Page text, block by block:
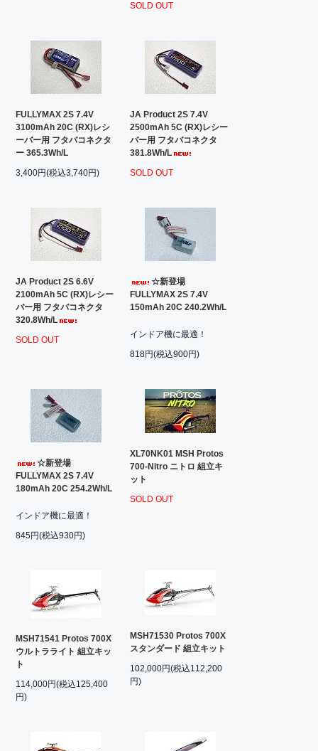
SOLD OUT
FULLYMAX 2S 7.4V
3100mAh 20C (RX)レシ
ーバー用 フタバコネクタ
ー 365.3Wh/L
3,400円(税込3,740円)
JA Product 2S 7.4V
2500mAh 5C (RX)レシー
バー用 フタバコネクタ
381.8Wh/L
SOLD OUT
JA Product 2S 6.6V
2100mAh 5C (RX)レシー
バー用 フタバコネクタ
320.8Wh/L
SOLD OUT
☆新登場
FULLYMAX 2S 7.4V
150mAh 20C 240.2Wh/L
インドア機に最適！
818円(税込900円)
☆新登場
FULLYMAX 2S 7.4V
180mAh 20C 254.2Wh/L
インドア機に最適！
845円(税込930円)
XL70NK01 MSH Protos
700-Nitro ニトロ 組立キ
ット
SOLD OUT
MSH71541 Protos 700X
ウルトラライト 組立キッ
ト
114,000円(税込125,400
円)
MSH71530 Protos 700X
スタンダード 組立キット
102,000円(税込112,200
円)